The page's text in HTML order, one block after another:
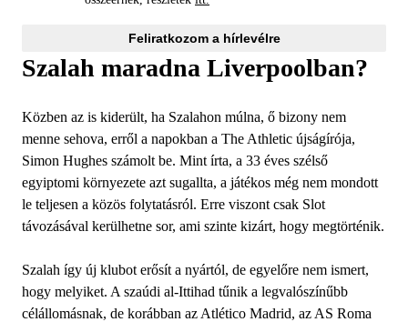
Feliratkozom a hírlevélre
Szalah maradna Liverpoolban?
Közben az is kiderült, ha Szalahon múlna, ő bizony nem
menne sehova, erről a napokban a The Athletic újságírója,
Simon Hughes számolt be. Mint írta, a 33 éves szélső
egyiptomi környezete azt sugallta, a játékos még nem mondott
le teljesen a közös folytatásról. Erre viszont csak Slot
távozásával kerülhetne sor, ami szinte kizárt, hogy megtörténik.
Szalah így új klubot erősít a nyártól, de egyelőre nem ismert,
hogy melyiket. A szaúdi al-Ittihad tűnik a legvalószínűbb
célállomásnak, de korábban az Atlético Madrid, az AS Roma